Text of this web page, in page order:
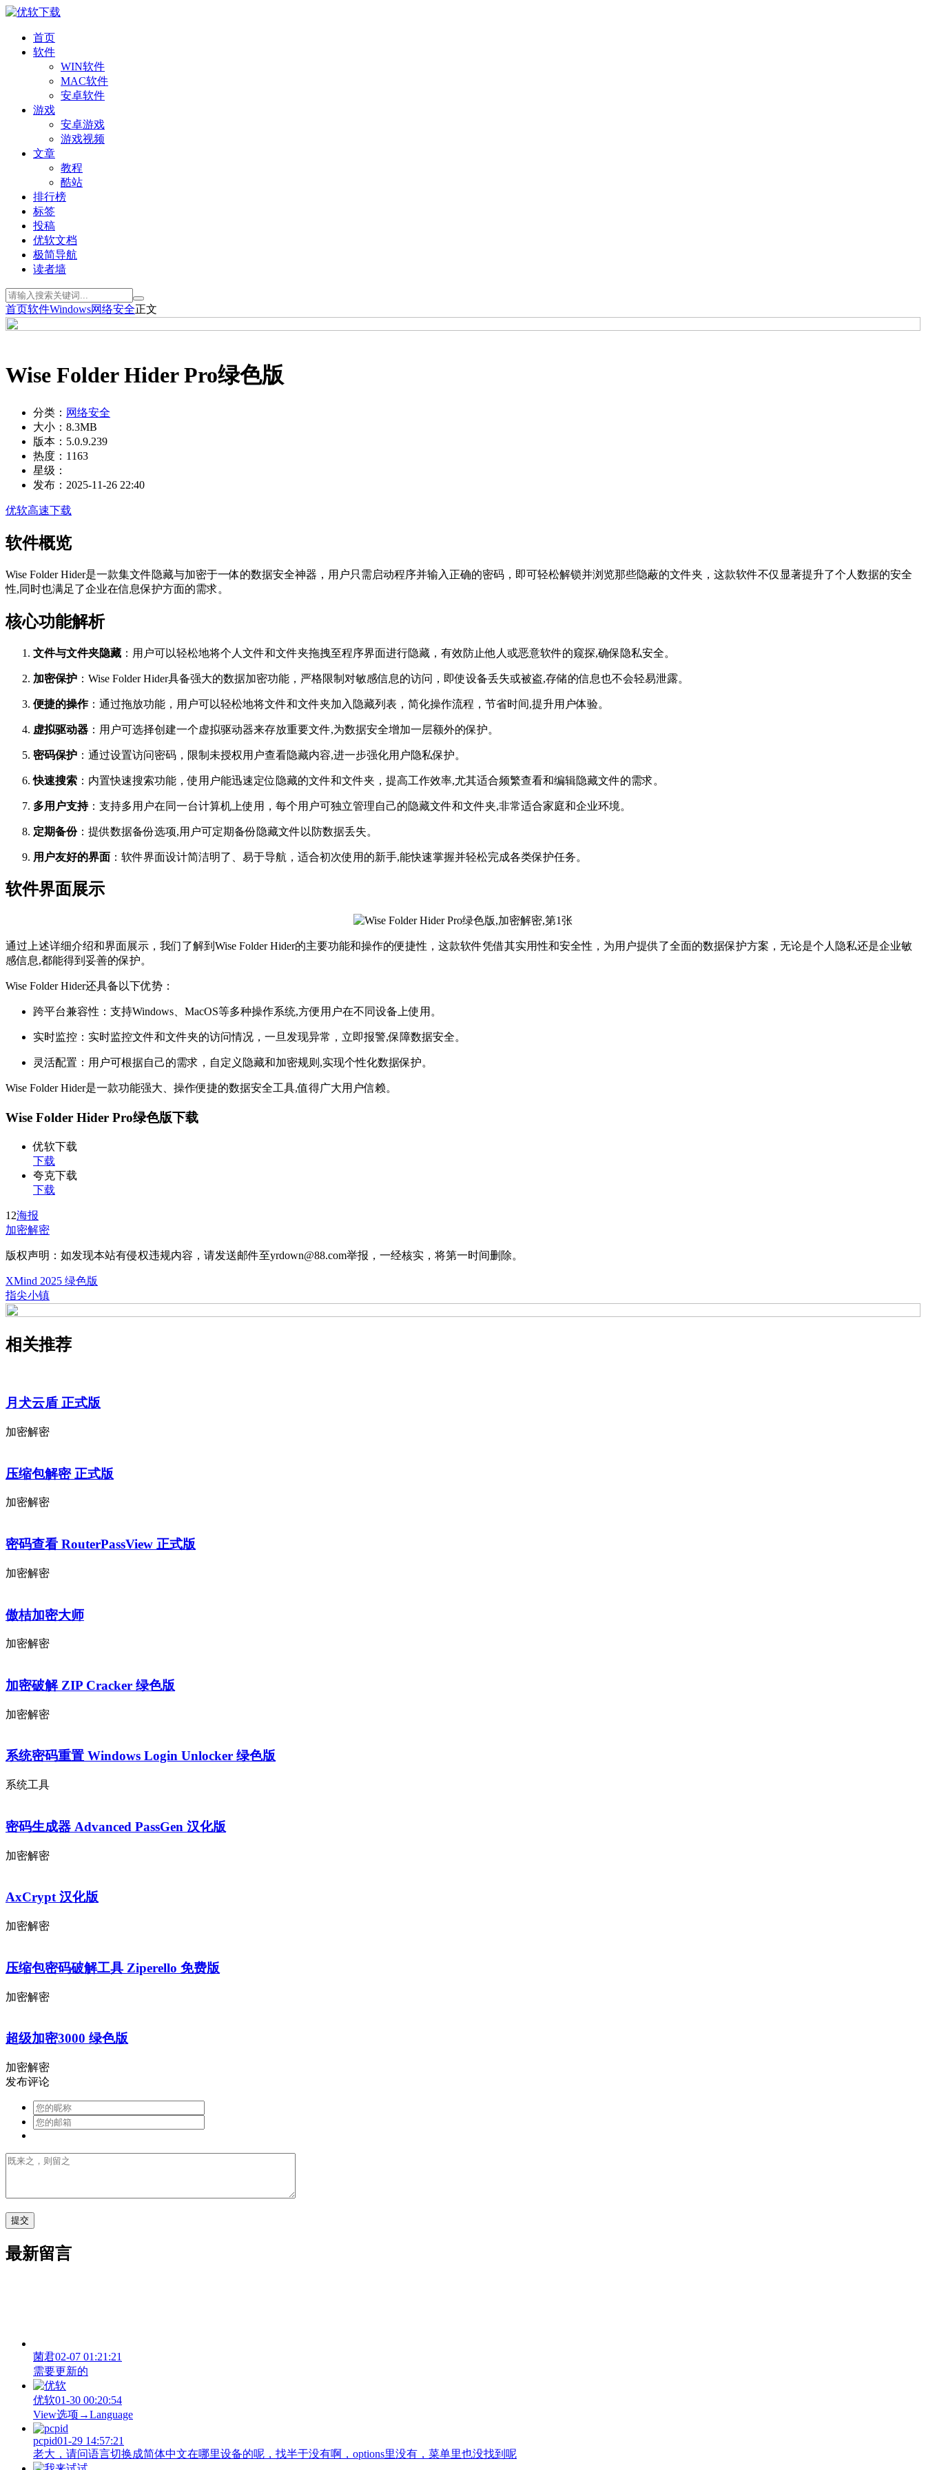
首页
软件
WIN软件
MAC软件
安卓软件
游戏
安卓游戏
游戏视频
文章
教程
酷站
排行榜
标签
投稿
优软文档
极简导航
读者墙
首页软件Windows网络安全正文
Wise Folder Hider Pro绿色版
分类： 网络安全
大小： 8.3MB
版本： 5.0.9.239
热度： 1163
星级：
发布： 2025-11-26 22:40
优软高速下载
软件概览
Wise Folder Hider是一款集文件隐藏与加密于一体的数据安全神器，用户只需启动程序并输入正确的密码，即可轻松解锁并浏览那些隐蔽的文件夹，这款软件不仅显著提升了个人数据的安全
性,同时也满足了企业在信息保护方面的需求。
核心功能解析
文件与文件夹隐藏 ：用户可以轻松地将个人文件和文件夹拖拽至程序界面进行隐藏，有效防止他人或恶意软件的窥探,确保隐私安全。
加密保护 ：Wise Folder Hider具备强大的数据加密功能，严格限制对敏感信息的访问，即使设备丢失或被盗,存储的信息也不会轻易泄露。
便捷的操作：通过拖放功能，用户可以轻松地将文件和文件夹加入隐藏列表，简化操作流程，节省时间,提升用户体验。
虚拟驱动器 ：用户可选择创建一个虚拟驱动器来存放重要文件,为数据安全增加一层额外的保护。
密码保护 ：通过设置访问密码，限制未授权用户查看隐藏内容,进一步强化用户隐私保护。
快速搜索 ：内置快速搜索功能，使用户能迅速定位隐藏的文件和文件夹，提高工作效率,尤其适合频繁查看和编辑隐藏文件的需求。
多用户支持：支持多用户在同一台计算机上使用，每个用户可独立管理自己的隐藏文件和文件夹,非常适合家庭和企业环境。
定期备份：提供数据备份选项,用户可定期备份隐藏文件以防数据丢失。
用户友好的界面 ：软件界面设计简洁明了、易于导航，适合初次使用的新手,能快速掌握并轻松完成各类保护任务。
软件界面展示
通过上述详细介绍和界面展示，我们了解到Wise Folder Hider的主要功能和操作的便捷性，这款软件凭借其实用性和安全性，为用户提供了全面的数据保护方案，无论是个人隐私还是企业敏
感信息,都能得到妥善的保护。
Wise Folder Hider还具备以下优势：
跨平台兼容性：支持Windows、MacOS等多种操作系统,方便用户在不同设备上使用。
实时监控：实时监控文件和文件夹的访问情况，一旦发现异常，立即报警,保障数据安全。
灵活配置：用户可根据自己的需求，自定义隐藏和加密规则,实现个性化数据保护。
Wise Folder Hider是一款功能强大、操作便捷的数据安全工具,值得广大用户信赖。
Wise Folder Hider Pro绿色版下载
优软下载
下载
夸克下载
下载
12海报
加密解密
版权声明：如发现本站有侵权违规内容，请发送邮件至yrdown@88.com举报，一经核实，将第一时间删除。
XMind 2025 绿色版
指尖小镇
相关推荐
月犬云盾 正式版
加密解密
压缩包解密 正式版
加密解密
密码查看 RouterPassView 正式版
加密解密
傲桔加密大师
加密解密
加密破解 ZIP Cracker 绿色版
加密解密
系统密码重置 Windows Login Unlocker 绿色版
系统工具
密码生成器 Advanced PassGen 汉化版
加密解密
AxCrypt 汉化版
加密解密
压缩包密码破解工具 Ziperello 免费版
加密解密
超级加密3000 绿色版
加密解密
发布评论
最新留言
菌君02-07 01:21:21
需要更新的
优软01-30 00:20:54
View‌选项→Language
pcpid01-29 14:57:21
老大，请问语言切换成简体中文在哪里设备的呢，找半于没有啊，options里没有，菜单里也没找到呢